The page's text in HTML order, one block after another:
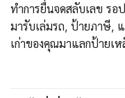
ทำการยื่นจดสลับเลข ร
มารับเล่มรถ, ป้ายภาษี,
เก่าของคุณมาแลกป้ายเ